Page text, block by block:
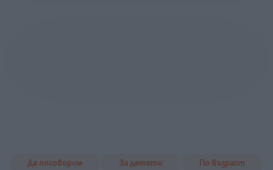
Да поговорим За детето
По възраст